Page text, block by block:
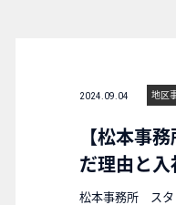
2024.09.04 地区
【松本事
だ理由と入
松本事務所 ス